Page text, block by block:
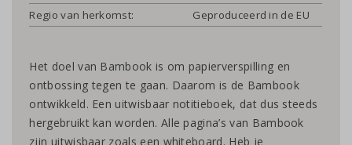
Regio van herkomst:
Geproduceerd in de EU
Het doel van Bambook is om papierverspilling en
ontbossing tegen te gaan. Daarom is de Bambook
ontwikkeld. Een uitwisbaar notitieboek, dat dus steeds
hergebruikt kan worden. Alle pagina’s van Bambook
zijn uitwisbaar zoals een whiteboard. Heb je